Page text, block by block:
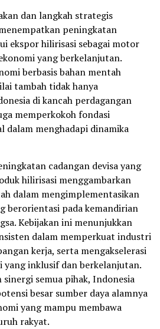
dan langkah strategis
peningkatan
ekspor hilirisasi sebagai motor
yang berkelanjutan.
berbasis bahan mentah
tambah tidak hanya
di kancah perdagangan
memperkokoh fondasi
dalam menghadapi dinamika
cadangan devisa yang
hilirisasi menggambarkan
dalam mengimplementasikan
berorientasi pada kemandirian
Kebijakan ini menunjukkan
dalam memperkuat industri
kerja, serta mengakselerasi
yang inklusif dan berkelanjutan.
semua pihak, Indonesia
besar sumber daya alamnya
yang mampu membawa
rakyat.